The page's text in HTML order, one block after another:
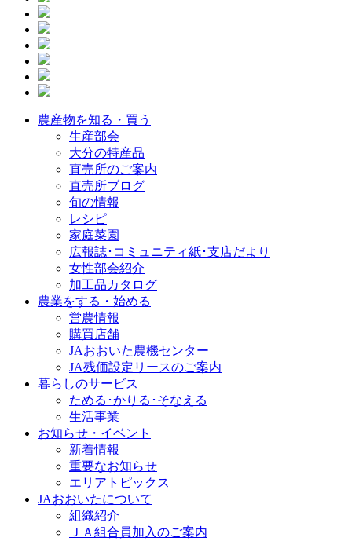
農産物を知る・買う
生産部会
大分の特産品
直売所のご案内
直売所ブログ
旬の情報
レシピ
家庭菜園
広報誌･コミュニティ紙･支店だより
女性部会紹介
加工品カタログ
農業をする・始める
営農情報
購買店舗
JAおおいた農機センター
JA残価設定リースのご案内
暮らしのサービス
ためる･かりる･そなえる
生活事業
お知らせ・イベント
新着情報
重要なお知らせ
エリアトピックス
JAおおいたについて
組織紹介
ＪＡ組合員加入のご案内